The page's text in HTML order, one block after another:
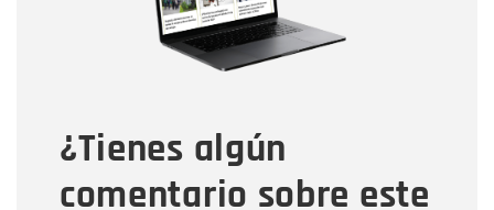
¿Tienes algún
comentario sobre este
Tipo de comentario
Mensaje